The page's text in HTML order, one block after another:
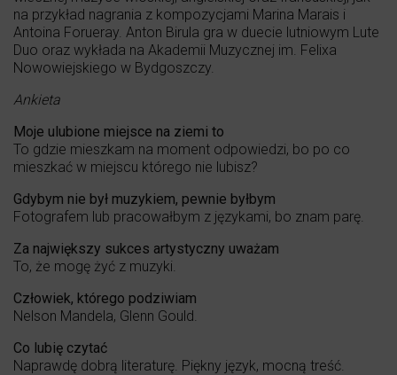
na przykład nagrania z kompozycjami Marina Marais i
Antoina Forueray. Anton Birula gra w duecie lutniowym Lute
Duo oraz wykłada na Akademii Muzycznej im. Felixa
Nowowiejskiego w Bydgoszczy.
Ankieta
Moje ulubione miejsce na ziemi to
To gdzie mieszkam na moment odpowiedzi, bo po co
mieszkać w miejscu którego nie lubisz?
Gdybym nie był muzykiem, pewnie byłbym
Fotografem lub pracowałbym z językami, bo znam parę.
Za największy sukces artystyczny uważam
To, że mogę żyć z muzyki.
Człowiek, którego podziwiam
Nelson Mandela, Glenn Gould.
Co lubię czytać
Naprawdę dobrą literaturę. Piękny język, mocną treść.